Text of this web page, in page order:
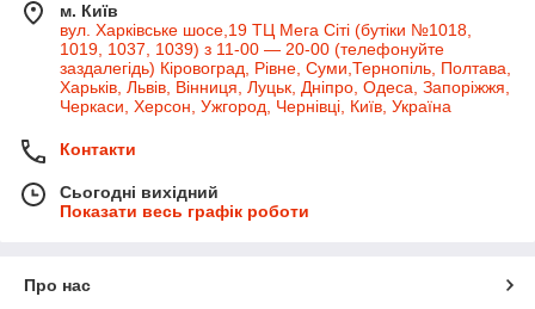
м. Київ
вул. Харківське шосе,19 ТЦ Мега Сіті (бутіки №1018,
1019, 1037, 1039) з 11-00 — 20-00 (телефонуйте
заздалегідь) Кіровоград, Рівне, Суми,Тернопіль, Полтава,
Харьків, Львів, Вінниця, Луцьк, Дніпро, Одеса, Запоріжжя,
Черкаси, Херсон, Ужгород, Чернівці, Київ, Україна
Контакти
Сьогодні вихідний
Показати весь графік роботи
Про нас